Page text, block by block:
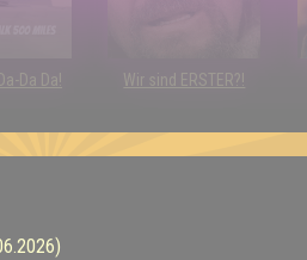
Da Da! Wir sind ERSTER?!